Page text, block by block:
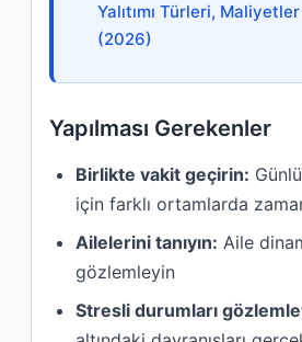
Yalıtımı Türleri,
(2026)
Yapılması Gerekenler
Birlikte vakit geçirin:
için farklı ortamlarda
Ailelerini tanıyın: Aile
gözlemleyin
Stresli durumları